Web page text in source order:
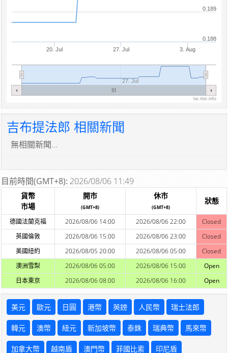
20. Jul 27. Jul 3. Aug
27. Jul
0.188
0.189
tw.rter.info
吉布提法郎 相關新聞
無相關新聞...
目前時間(GMT+8): 2026/08/06 11:49
貨幣
市場
開市
(GMT+8)
休市
(GMT+8)
狀態
德國法蘭克福 2026/08/06 14:00 2026/08/06 22:00
Closed
英國倫敦
2026/08/06 15:00 2026/08/06 23:00
Closed
美國紐約
2026/08/05 20:00 2026/08/06 05:00
Closed
澳洲雪梨
2026/08/06 05:00 2026/08/06 15:00
Open
日本東京
2026/08/06 08:00 2026/08/06 16:00 Open
美元 歐元 日圓 港幣 英鎊 人民幣 瑞士法郎
韓元 澳幣 紐元 新加坡幣 泰銖 瑞典幣 馬來幣
加拿大幣 越南盾 澳門幣 菲國比索 印尼盾